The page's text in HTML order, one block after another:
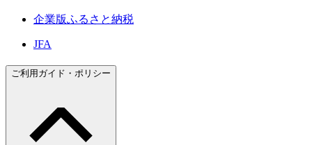
企業版ふるさと納税
JFA
ご利用ガイド・ポリシー